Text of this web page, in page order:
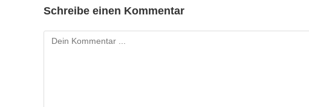
Schreibe einen Kommentar